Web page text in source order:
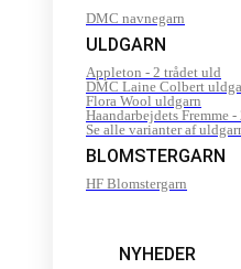
DMC navnegarn
ULDGARN
Appleton - 2 trådet uld
DMC Laine Colbert
Flora Wool uldgarn
Haandarbejdets Fremme
Se alle varianter af
BLOMSTERGARN
HF Blomstergarn
NYHEDER